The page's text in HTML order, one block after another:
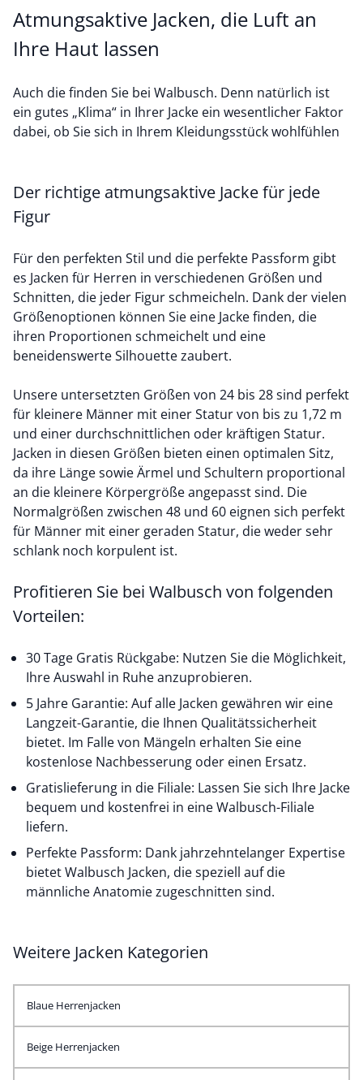
Atmungsaktive Jacken, die Luft an
Ihre Haut lassen
Auch die finden Sie bei Walbusch. Denn natürlich ist
ein gutes „Klima“ in Ihrer Jacke ein wesentlicher Faktor
dabei, ob Sie sich in Ihrem Kleidungsstück wohlfühlen
Der richtige atmungsaktive Jacke für jede
Figur
Für den perfekten Stil und die perfekte Passform gibt
es Jacken für Herren in verschiedenen Größen und
Schnitten, die jeder Figur schmeicheln. Dank der vielen
Größenoptionen können Sie eine Jacke finden, die
ihren Proportionen schmeichelt und eine
beneidenswerte Silhouette zaubert.
Unsere untersetzten Größen von 24 bis 28 sind perfekt
für kleinere Männer mit einer Statur von bis zu 1,72 m
und einer durchschnittlichen oder kräftigen Statur.
Jacken in diesen Größen bieten einen optimalen Sitz,
da ihre Länge sowie Ärmel und Schultern proportional
an die kleinere Körpergröße angepasst sind. Die
Normalgrößen zwischen 48 und 60 eignen sich perfekt
für Männer mit einer geraden Statur, die weder sehr
schlank noch korpulent ist.
Profitieren Sie bei Walbusch von folgenden
Vorteilen:
30 Tage Gratis Rückgabe: Nutzen Sie die Möglichkeit,
Ihre Auswahl in Ruhe anzuprobieren.
5 Jahre Garantie: Auf alle Jacken gewähren wir eine
Langzeit-Garantie, die Ihnen Qualitätssicherheit
bietet. Im Falle von Mängeln erhalten Sie eine
kostenlose Nachbesserung oder einen Ersatz.
Gratislieferung in die Filiale: Lassen Sie sich Ihre Jacke
bequem und kostenfrei in eine Walbusch-Filiale
liefern.
Perfekte Passform: Dank jahrzehntelanger Expertise
bietet Walbusch Jacken, die speziell auf die
männliche Anatomie zugeschnitten sind.
Weitere Jacken Kategorien
Blaue Herrenjacken
Beige Herrenjacken